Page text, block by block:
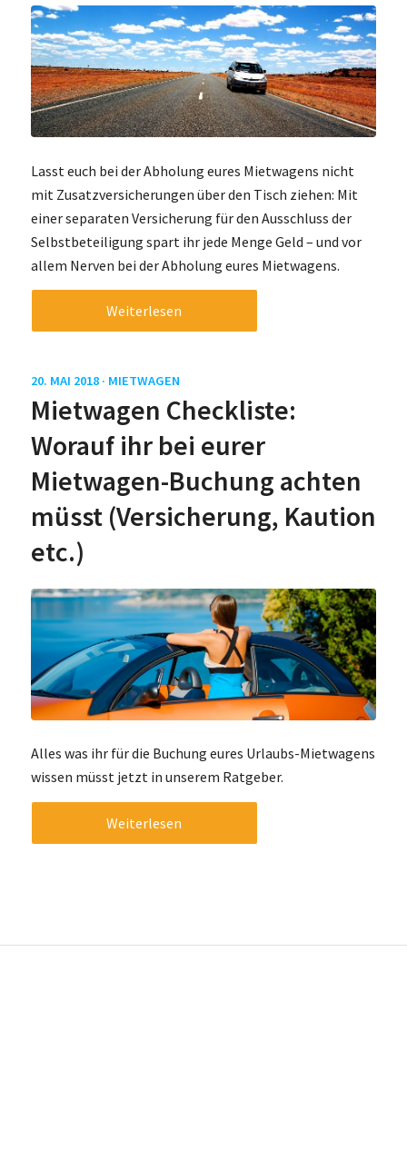
Lasst euch bei der Abholung eures Mietwagens nicht
mit Zusatzversicherungen über den Tisch ziehen: Mit
einer separaten Versicherung für den Ausschluss der
Selbstbeteiligung spart ihr jede Menge Geld – und vor
allem Nerven bei der Abholung eures Mietwagens.
Weiterlesen
20. MAI 2018 · MIETWAGEN
Mietwagen Checkliste:
Worauf ihr bei eurer
Mietwagen-Buchung achten
müsst (Versicherung, Kaution
etc.)
Alles was ihr für die Buchung eures Urlaubs-Mietwagens
wissen müsst jetzt in unserem Ratgeber.
Weiterlesen